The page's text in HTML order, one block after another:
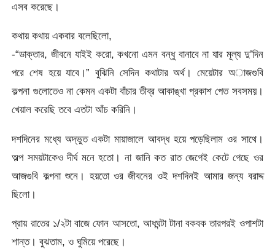
এসব করেছে।
কথায় কথায় একবার বলেছিলো,
-“ডাক্তার, জীবনে যাইই করো, কখনো এমন বন্ধু বানাবে না যার মূল্য দু’দিন
পরে শেষ হয়ে যাবে।” বুঝিনি সেদিন কথাটার অর্থ। মেয়েটার অাজগুবি
কল্পনা গুলোতেও না কেমন একটা বাঁচার তীব্র আকাঙ্খা প্রকাশ পেত সবসময়।
খেয়াল করেছি তবে এতটা আঁচ করিনি।
দশদিনের মধ্যে অদ্ভুত একটা মায়াজালে আবদ্ধ হয়ে পড়েছিলাম ওর সাথে।
অল্প সময়টাকেও দীর্ঘ মনে হতো। না জানি কত রাত জেগেই কেটে গেছে ওর
আজগুবি কল্পনা শুনে। হয়তো ওর জীবনের ওই দশদিনই আমার জন্য বরাদ্দ
ছিলো।
প্রায় রাতের ১/২টা বাজে ফোন আসতো, আধঘন্টা টানা বকবক তারপরই ওপাশটা
শান্ত। বুঝতাম, ও ঘুমিয়ে পরেছে।